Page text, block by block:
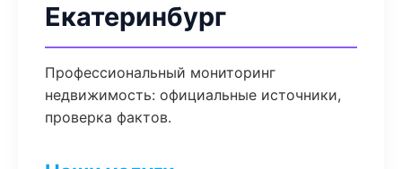
Екатеринбург
Профессиональный мониторинг
недвижимость: официальные источники,
проверка фактов.